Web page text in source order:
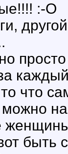
:-O
что
можно